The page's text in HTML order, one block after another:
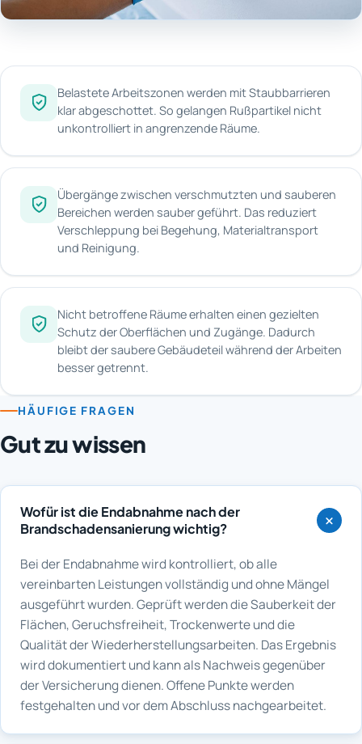
Belastete Arbeitszonen werden mit Staubbarrieren
klar abgeschottet. So gelangen Rußpartikel nicht
unkontrolliert in angrenzende Räume.
Übergänge zwischen verschmutzten und sauberen
Bereichen werden sauber geführt. Das reduziert
Verschleppung bei Begehung, Materialtransport
und Reinigung.
Nicht betroffene Räume erhalten einen gezielten
Schutz der Oberflächen und Zugänge. Dadurch
bleibt der saubere Gebäudeteil während der Arbeiten
besser getrennt.
HÄUFIGE FRAGEN
Gut zu wissen
Wofür ist die Endabnahme nach der
Brandschadensanierung wichtig?
Bei der Endabnahme wird kontrolliert, ob alle
vereinbarten Leistungen vollständig und ohne Mängel
ausgeführt wurden. Geprüft werden die Sauberkeit der
Flächen, Geruchsfreiheit, Trockenwerte und die
Qualität der Wiederherstellungsarbeiten. Das Ergebnis
wird dokumentiert und kann als Nachweis gegenüber
der Versicherung dienen. Offene Punkte werden
festgehalten und vor dem Abschluss nachgearbeitet.